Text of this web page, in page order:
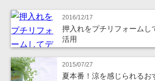
2016/12/17
押入れをプチリフォームし
活用
2015/07/27
夏本番！涼を感じられるお